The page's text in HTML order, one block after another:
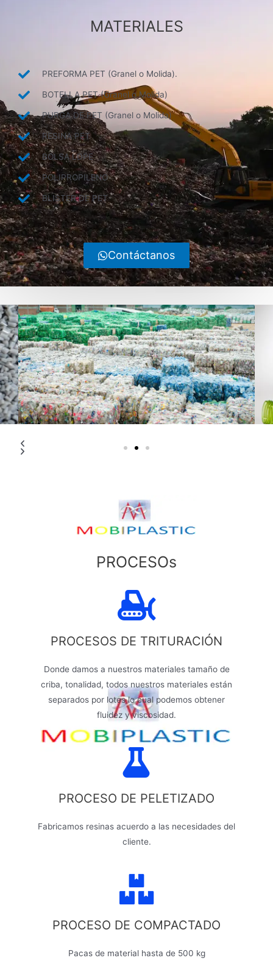
MATERIALES
PREFORMA PET (Granel o Molida).
BOTELLA PET (Granel o Molida)
PURGA DE PET (Granel o Molida)
RESINA PET
BOLSA LDPE
POLIPROPILENO
BLISTER DE PET
Contáctanos
PROCESOs
PROCESOS DE TRITURACIÓN
Donde damos a nuestros materiales tamaño de
criba, tonalidad, todos nuestros materiales están
separados por lotes lo cual podemos obtener
fluidez y viscosidad.
PROCESO DE PELETIZADO
Fabricamos resinas acuerdo a las necesidades del
cliente.
PROCESO DE COMPACTADO
Pacas de material hasta de 500 kg